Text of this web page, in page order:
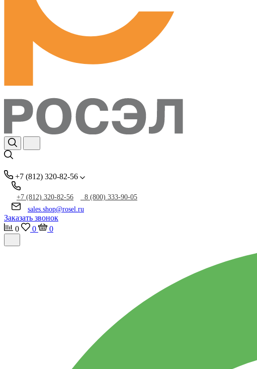
+7 (812) 320-82-56
+7 (812) 320-82-56
8 (800) 333-90-05
sales.shop@rosel.ru
Заказать звонок
0
0 0